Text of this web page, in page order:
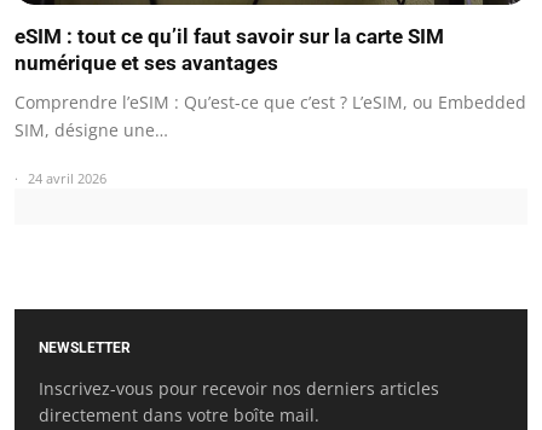
eSIM : tout ce qu’il faut savoir sur la carte SIM
numérique et ses avantages
Comprendre l’eSIM : Qu’est-ce que c’est ? L’eSIM, ou Embedded
SIM, désigne une…
24 avril 2026
NEWSLETTER
Inscrivez-vous pour recevoir nos derniers articles
directement dans votre boîte mail.